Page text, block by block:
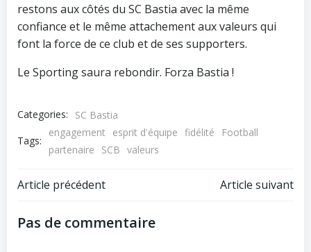
restons aux côtés du SC Bastia avec la même
confiance et le même attachement aux valeurs qui
font la force de ce club et de ses supporters.
Le Sporting saura rebondir. Forza Bastia !
Categories:
SC Bastia
Tags:
engagement esprit d'équipe fidélité
Football
partenaire
SCB valeurs
Post
navigation
Article précédent
navigation
Article suivant
Pas de commentaire